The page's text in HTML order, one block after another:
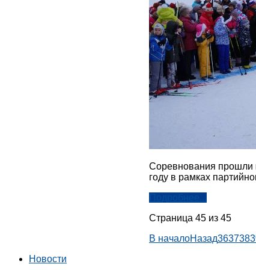
Соревнования прошли
году в рамках
Страница 45 из 45
В началоНазад363738
Новости